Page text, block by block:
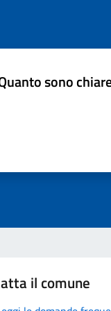
sono
il comune